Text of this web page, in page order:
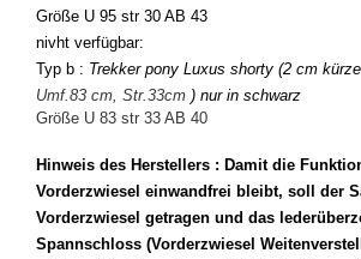
Größe U 95 str 30 AB 43
nivht verfügbar:
Typ b : Trekker pony Luxus shorty (2 cm
Umf.83 cm, Str.33cm ) nur in schwarz
Größe U 83 str 33 AB 40
Hinweis des Herstellers : Damit die
Vorderzwiesel einwandfrei bleibt, soll der
Vorderzwiesel getragen und das
Spannschloss (Vorderzwiesel